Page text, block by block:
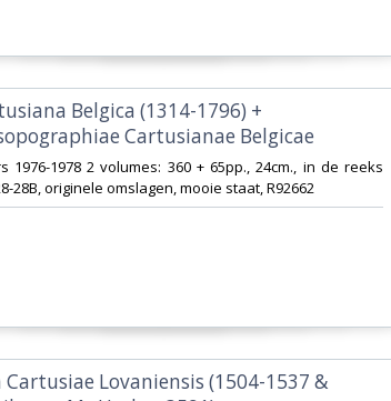
Belgica (1314-1796) +
Cartusianae Belgicae‎
1976-1978 2 volumes: 360 + 65pp., 24cm., in de reeks
28B, originele omslagen, mooie staat, R92662‎
Lovaniensis (1504-1537 &